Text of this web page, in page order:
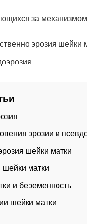
за
эрозия шейки
эрозии и
шейки матки
шейки матки
и беременность
шейки матки